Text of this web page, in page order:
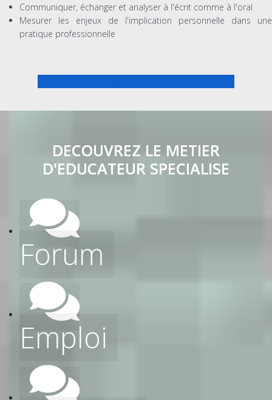
Communiquer, échanger et analyser à l'écrit comme à l'oral
Mesurer les enjeux de l'implication personnelle dans une
pratique professionnelle
DECOUVREZ LE METIER
D'EDUCATEUR SPECIALISE
Forum
Emploi